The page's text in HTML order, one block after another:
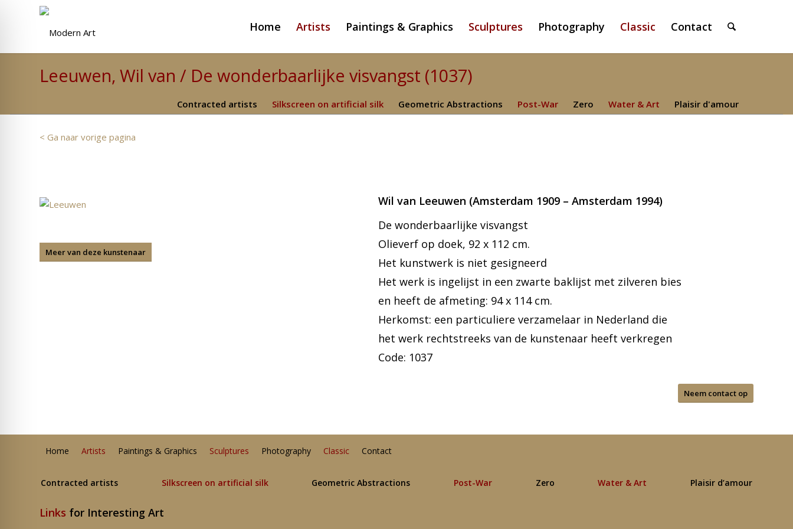
Home Artists Paintings & Graphics Sculptures Photography Classic Contact
Leeuwen, Wil van / De wonderbaarlijke visvangst (1037)
Contracted artists Silkscreen on artificial silk Geometric Abstractions Post-War Zero Water & Art Plaisir d'amour
< Ga naar vorige pagina
Meer van deze kunstenaar
Wil van Leeuwen (Amsterdam 1909 – Amsterdam 1994)
De wonderbaarlijke visvangst
Olieverf op doek, 92 x 112 cm.
Het kunstwerk is niet gesigneerd
Het werk is ingelijst in een zwarte baklijst met zilveren bies
en heeft de afmeting: 94 x 114 cm.
Herkomst: een particuliere verzamelaar in Nederland die
het werk rechtstreeks van de kunstenaar heeft verkregen
Code: 1037
Neem contact op
Home Artists Paintings & Graphics Sculptures Photography Classic Contact
Contracted artists Silkscreen on artificial silk Geometric Abstractions Post-War Zero Water & Art Plaisir d’amour
Links for Interesting Art